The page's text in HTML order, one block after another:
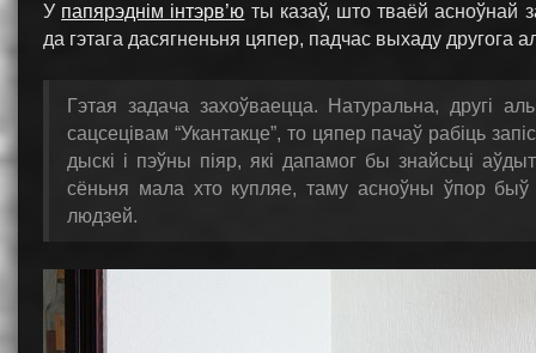
У папярэднім інтэрв’ю ты казаў, што тваёй асноўнай
да гэтага дасягненьня цяпер, падчас выхаду другога
Гэтая задача захоўваецца. Натуральна, другі
сацсецівам “Укантакце”, то цяпер пачаў рабіць
дыскі і пэўны піяр, які дапамог бы знайсьці
сёньня мала хто купляе, таму асноўны ўпор быў
людзей.